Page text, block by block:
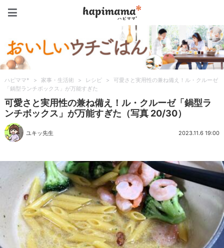
ハピママ* > 家事・生活術 > レシピ >
可愛さと実用性の兼ね備え！ル・クルーゼ
「鍋型ランチボックス」が万能すぎた
可愛さと実用性の兼ね備え！ル・クルーゼ「鍋型ラ
ンチボックス」が万能すぎた（写真 20/30）
ユキッ先生 2023.11.6 19:00